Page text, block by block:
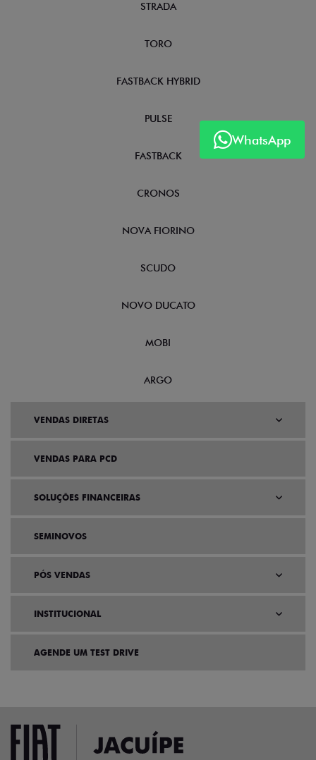
WhatsApp
STRADA
TORO
FASTBACK HYBRID
PULSE
FASTBACK
CRONOS
NOVA FIORINO
SCUDO
NOVO DUCATO
MOBI
ARGO
VENDAS DIRETAS
VENDAS PARA PCD
SOLUÇÕES FINANCEIRAS
SEMINOVOS
PÓS VENDAS
INSTITUCIONAL
AGENDE UM TEST DRIVE